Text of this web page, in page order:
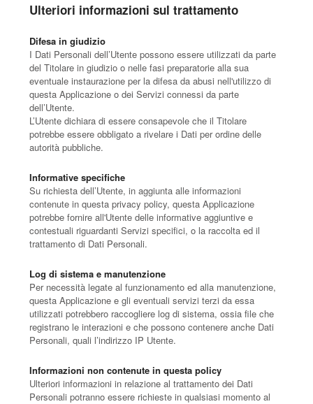
Ulteriori informazioni sul trattamento
Difesa in giudizio
I Dati Personali dell’Utente possono essere utilizzati da parte
del Titolare in giudizio o nelle fasi preparatorie alla sua
eventuale instaurazione per la difesa da abusi nell'utilizzo di
questa Applicazione o dei Servizi connessi da parte
dell’Utente.
L’Utente dichiara di essere consapevole che il Titolare
potrebbe essere obbligato a rivelare i Dati per ordine delle
autorità pubbliche.
Informative specifiche
Su richiesta dell’Utente, in aggiunta alle informazioni
contenute in questa privacy policy, questa Applicazione
potrebbe fornire all'Utente delle informative aggiuntive e
contestuali riguardanti Servizi specifici, o la raccolta ed il
trattamento di Dati Personali.
Log di sistema e manutenzione
Per necessità legate al funzionamento ed alla manutenzione,
questa Applicazione e gli eventuali servizi terzi da essa
utilizzati potrebbero raccogliere log di sistema, ossia file che
registrano le interazioni e che possono contenere anche Dati
Personali, quali l’indirizzo IP Utente.
Informazioni non contenute in questa policy
Ulteriori informazioni in relazione al trattamento dei Dati
Personali potranno essere richieste in qualsiasi momento al